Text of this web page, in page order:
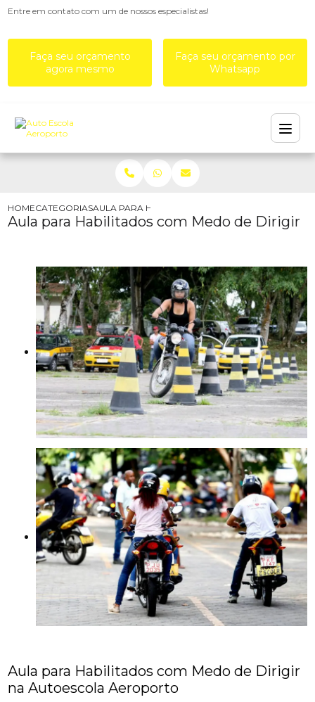
Entre em contato com um de nossos especialistas!
Faça seu orçamento
agora mesmo
Faça seu orçamento por
Whatsapp
HOMECATEGORIASAULA PARA HABILITADOS COM MEDO DE DIRIGIR
Aula para Habilitados com Medo de Dirigir
Aula para Habilitados com Medo de Dirigir
na Autoescola Aeroporto